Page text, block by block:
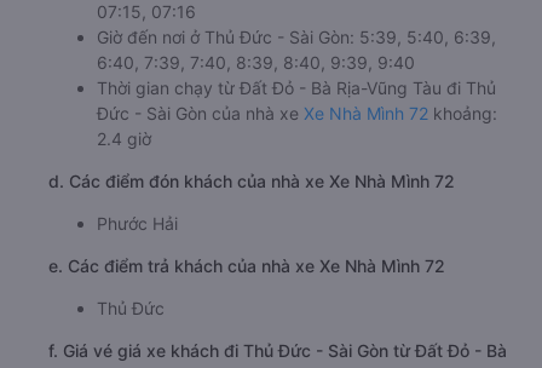
07:15, 07:16
Giờ đến nơi ở Thủ Đức - Sài Gòn: 5:39, 5:40, 6:39,
6:40, 7:39, 7:40, 8:39, 8:40, 9:39, 9:40
Thời gian chạy từ Đất Đỏ - Bà Rịa-Vũng Tàu đi Thủ
Đức - Sài Gòn của nhà xe Xe Nhà Mình 72 khoảng:
2.4 giờ
d. Các điểm đón khách của nhà xe Xe Nhà Mình 72
Phước Hải
e. Các điểm trả khách của nhà xe Xe Nhà Mình 72
Thủ Đức
f. Giá vé giá xe khách đi Thủ Đức - Sài Gòn từ Đất Đỏ - Bà